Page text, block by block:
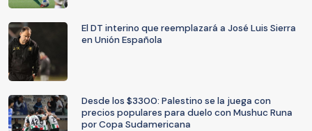
El DT interino que reemplazará a José Luis Sierra
en Unión Española
Desde los $3300: Palestino se la juega con
precios populares para duelo con Mushuc Runa
por Copa Sudamericana